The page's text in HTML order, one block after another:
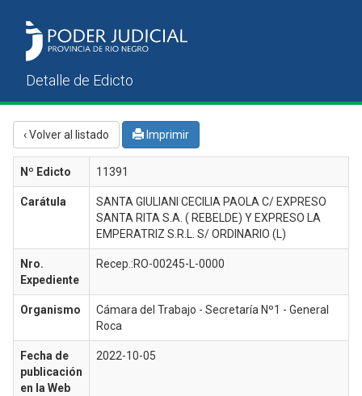
‹ Volver al listado Imprimir
Nº Edicto 11391
Carátula
SANTA GIULIANI CECILIA PAOLA C/ EXPRESO
SANTA RITA S.A. ( REBELDE) Y EXPRESO LA
EMPERATRIZ S.R.L. S/ ORDINARIO (L)
Nro.
Expediente
Recep.:RO-00245-L-0000
Organismo
Cámara del Trabajo - Secretaría Nº1 - General
Roca
Fecha de
publicación
en la Web
2022-10-05